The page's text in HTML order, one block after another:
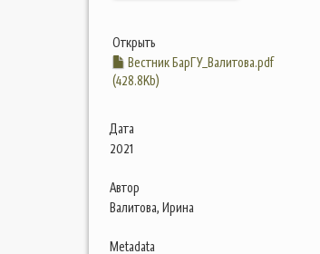
Открыть
Вестник БарГУ_Валитова.pdf
(428.8Kb)
Дата
2021
Автор
Валитова, Ирина
Metadata